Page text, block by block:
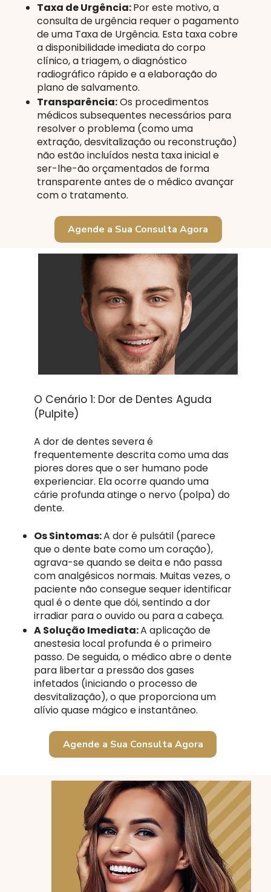
Taxa de Urgência:Por este motivo, a
consulta de urgência requer o pagamento
de uma Taxa de Urgência. Esta taxa cobre
a disponibilidade imediata do corpo
clínico, a triagem, o diagnóstico
radiográfico rápido e a elaboração do
plano de salvamento.
Transparência:Os procedimentos
médicos subsequentes necessários para
resolver o problema (como uma
extração, desvitalização ou reconstrução)
não estão incluídos nesta taxa inicial e
ser-lhe-ão orçamentados de forma
transparente antes de o médico avançar
com o tratamento.
Agende a Sua Consulta Agora
O Cenário 1: Dor de Dentes Aguda
(Pulpite)
A dor de dentes severa é
frequentemente descrita como uma das
piores dores que o ser humano pode
experienciar. Ela ocorre quando uma
cárie profunda atinge o nervo (polpa) do
dente.
Os Sintomas:A dor é pulsátil (parece
que o dente bate como um coração),
agrava-se quando se deita e não passa
com analgésicos normais. Muitas vezes, o
paciente não consegue sequer identificar
qual é o dente que dói, sentindo a dor
irradiar para o ouvido ou para a cabeça.
A Solução Imediata:A aplicação de
anestesia local profunda é o primeiro
passo. De seguida, o médico abre o dente
para libertar a pressão dos gases
infetados (iniciando o processo de
desvitalização), o que proporciona um
alívio quase mágico e instantâneo.
Agende a Sua Consulta Agora